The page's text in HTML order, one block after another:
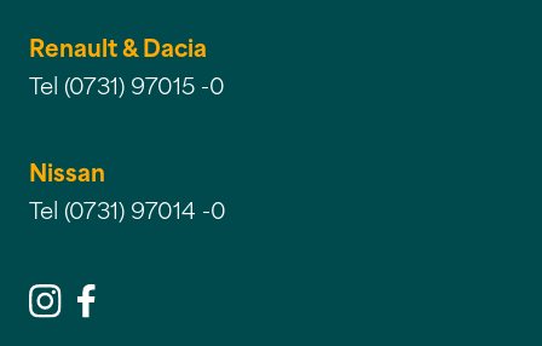
Renault & Dacia
Tel (0731) 97015 -0
Nissan
Tel (0731) 97014 -0